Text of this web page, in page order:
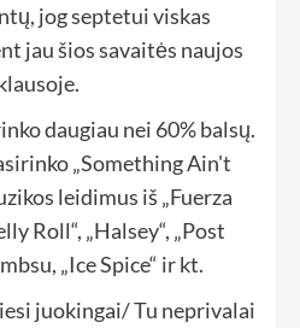
jog septetui viskas
jau šios savaitės naujos
daugiau nei 60% balsų.
„Something Ain't
leidimus iš „Fuerza
Roll“, „Halsey“, „Post
„Ice Spice“ ir kt.
juokingai/ Tu neprivalai